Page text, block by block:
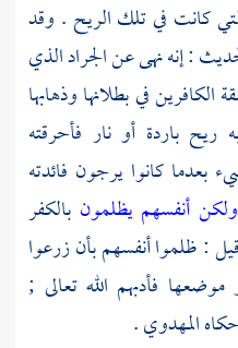
كانت في تلك الريح . وقد
: إنه نهى عن الجراد الذي
في بطلانها وذهابها
باردة أو نار فأحرقته
بعدما كانوا يرجون فائدته
ولكن أنفسهم يظلمون بالكفر
: ظلموا أنفسهم بأن زرعوا
فأدبهم الله تعالى ;
المهدوي.